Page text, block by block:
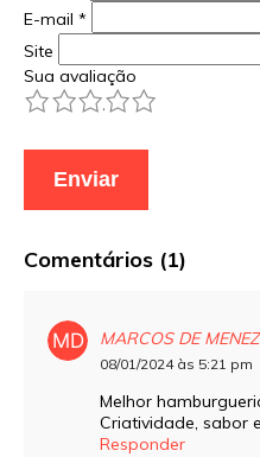
E-mail *
Site
Sua avaliação
5
4
3
2
Comentários (1)
MARCOS DE
08/01/2024 às 5:21 pm
Melhor
Criatividade, sabor
Responder